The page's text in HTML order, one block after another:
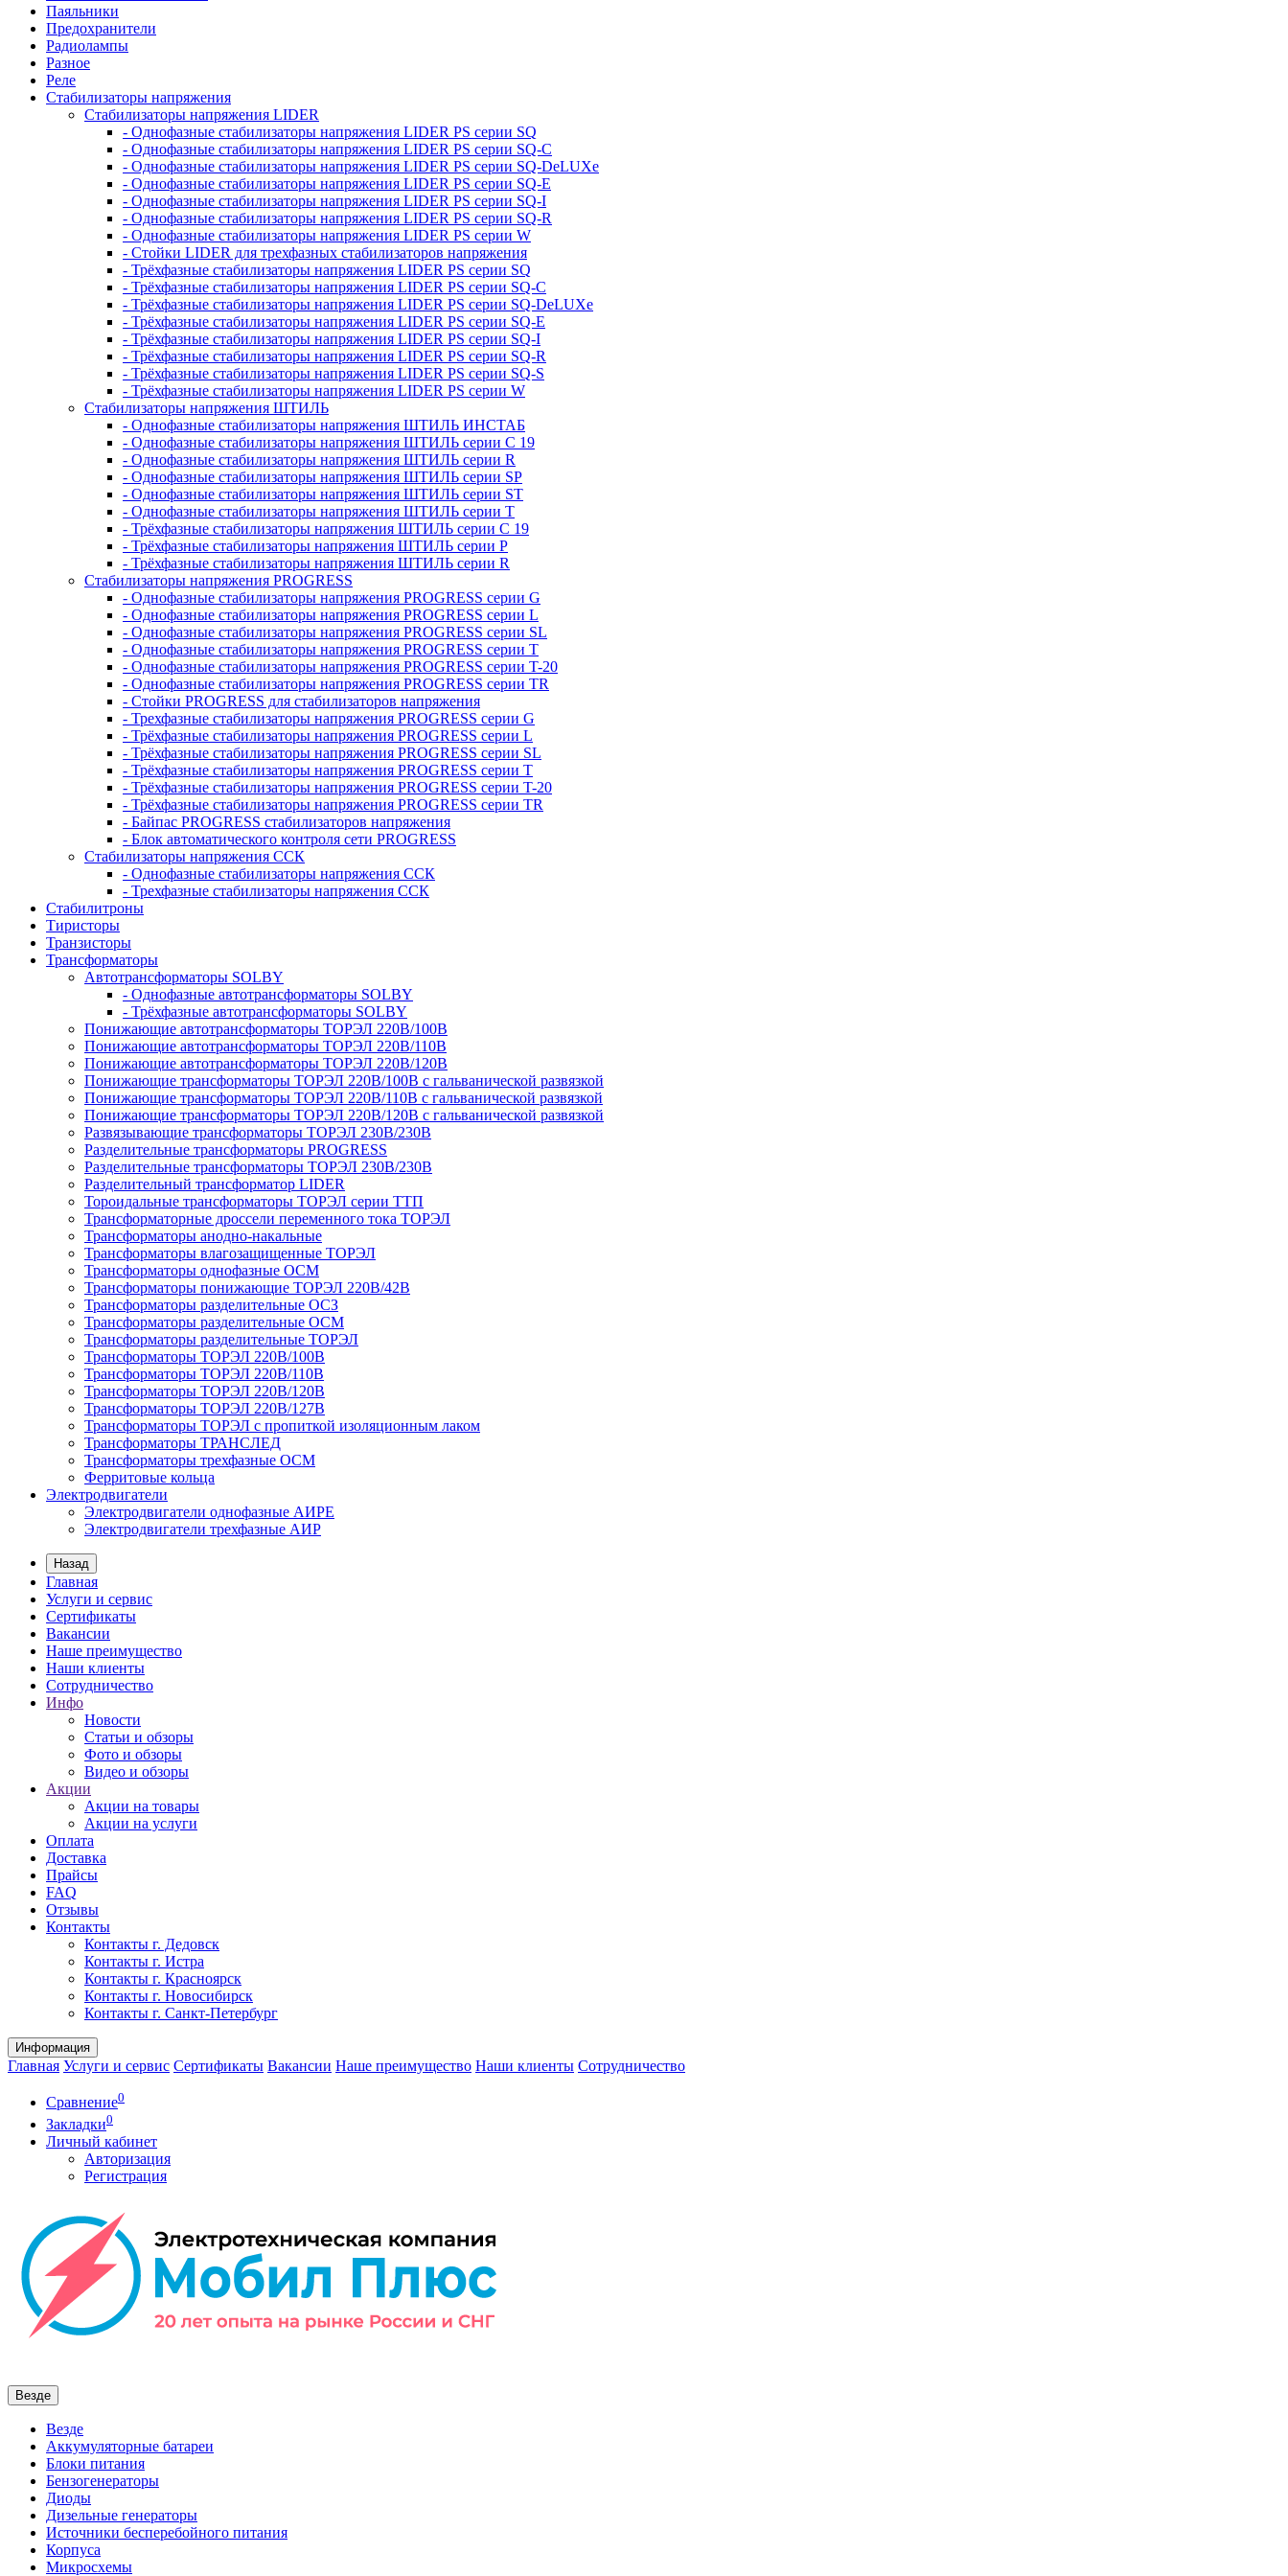
Паяльники
Предохранители
Радиолампы
Разное
Реле
Стабилизаторы напряжения
Стабилизаторы напряжения LIDER
- Однофазные стабилизаторы напряжения LIDER PS серии SQ
- Однофазные стабилизаторы напряжения LIDER PS серии SQ-C
- Однофазные стабилизаторы напряжения LIDER PS серии SQ-DeLUXe
- Однофазные стабилизаторы напряжения LIDER PS серии SQ-E
- Однофазные стабилизаторы напряжения LIDER PS серии SQ-I
- Однофазные стабилизаторы напряжения LIDER PS серии SQ-R
- Однофазные стабилизаторы напряжения LIDER PS серии W
- Стойки LIDER для трехфазных стабилизаторов напряжения
- Трёхфазные стабилизаторы напряжения LIDER PS серии SQ
- Трёхфазные стабилизаторы напряжения LIDER PS серии SQ-C
- Трёхфазные стабилизаторы напряжения LIDER PS серии SQ-DeLUXe
- Трёхфазные стабилизаторы напряжения LIDER PS серии SQ-E
- Трёхфазные стабилизаторы напряжения LIDER PS серии SQ-I
- Трёхфазные стабилизаторы напряжения LIDER PS серии SQ-R
- Трёхфазные стабилизаторы напряжения LIDER PS серии SQ-S
- Трёхфазные стабилизаторы напряжения LIDER PS серии W
Стабилизаторы напряжения ШТИЛЬ
- Однофазные стабилизаторы напряжения ШТИЛЬ ИНСТАБ
- Однофазные стабилизаторы напряжения ШТИЛЬ серии C 19
- Однофазные стабилизаторы напряжения ШТИЛЬ серии R
- Однофазные стабилизаторы напряжения ШТИЛЬ серии SP
- Однофазные стабилизаторы напряжения ШТИЛЬ серии ST
- Однофазные стабилизаторы напряжения ШТИЛЬ серии T
- Трёхфазные стабилизаторы напряжения ШТИЛЬ серии C 19
- Трёхфазные стабилизаторы напряжения ШТИЛЬ серии P
- Трёхфазные стабилизаторы напряжения ШТИЛЬ серии R
Стабилизаторы напряжения PROGRESS
- Однофазные стабилизаторы напряжения PROGRESS серии G
- Однофазные стабилизаторы напряжения PROGRESS серии L
- Однофазные стабилизаторы напряжения PROGRESS серии SL
- Однофазные стабилизаторы напряжения PROGRESS серии T
- Однофазные стабилизаторы напряжения PROGRESS серии T-20
- Однофазные стабилизаторы напряжения PROGRESS серии TR
- Стойки PROGRESS для стабилизаторов напряжения
- Трехфазные стабилизаторы напряжения PROGRESS серии G
- Трёхфазные стабилизаторы напряжения PROGRESS серии L
- Трёхфазные стабилизаторы напряжения PROGRESS серии SL
- Трёхфазные стабилизаторы напряжения PROGRESS серии T
- Трёхфазные стабилизаторы напряжения PROGRESS серии T-20
- Трёхфазные стабилизаторы напряжения PROGRESS серии TR
- Байпас PROGRESS стабилизаторов напряжения
- Блок автоматического контроля сети PROGRESS
Стабилизаторы напряжения ССК
- Однофазные стабилизаторы напряжения ССК
- Трехфазные стабилизаторы напряжения ССК
Стабилитроны
Тиристоры
Транзисторы
Трансформаторы
Автотрансформаторы SOLBY
- Однофазные автотрансформаторы SOLBY
- Трёхфазные автотрансформаторы SOLBY
Понижающие автотрансформаторы ТОРЭЛ 220В/100В
Понижающие автотрансформаторы ТОРЭЛ 220В/110В
Понижающие автотрансформаторы ТОРЭЛ 220В/120В
Понижающие трансформаторы ТОРЭЛ 220В/100В с гальванической развязкой
Понижающие трансформаторы ТОРЭЛ 220В/110В с гальванической развязкой
Понижающие трансформаторы ТОРЭЛ 220В/120В с гальванической развязкой
Развязывающие трансформаторы ТОРЭЛ 230В/230В
Разделительные трансформаторы PROGRESS
Разделительные трансформаторы ТОРЭЛ 230В/230В
Разделительный трансформатор LIDER
Тороидальные трансформаторы ТОРЭЛ серии ТТП
Трансформаторные дроссели переменного тока ТОРЭЛ
Трансформаторы анодно-накальные
Трансформаторы влагозащищенные ТОРЭЛ
Трансформаторы однофазные ОСМ
Трансформаторы понижающие ТОРЭЛ 220В/42В
Трансформаторы разделительные ОСЗ
Трансформаторы разделительные ОСМ
Трансформаторы разделительные ТОРЭЛ
Трансформаторы ТОРЭЛ 220В/100В
Трансформаторы ТОРЭЛ 220В/110В
Трансформаторы ТОРЭЛ 220В/120В
Трансформаторы ТОРЭЛ 220В/127В
Трансформаторы ТОРЭЛ с пропиткой изоляционным лаком
Трансформаторы ТРАНСЛЕД
Трансформаторы трехфазные ОСМ
Ферритовые кольца
Электродвигатели
Электродвигатели однофазные АИРЕ
Электродвигатели трехфазные АИР
Назад
Главная
Услуги и сервис
Сертификаты
Вакансии
Наше преимущество
Наши клиенты
Сотрудничество
Инфо
Новости
Статьи и обзоры
Фото и обзоры
Видео и обзоры
Акции
Акции на товары
Акции на услуги
Оплата
Доставка
Прайсы
FAQ
Отзывы
Контакты
Контакты г. Дедовск
Контакты г. Истра
Контакты г. Красноярск
Контакты г. Новосибирск
Контакты г. Санкт-Петербург
Информация
Главная Услуги и сервис Сертификаты Вакансии Наше преимущество Наши клиенты Сотрудничество
Сравнение0
Закладки0
Личный кабинет
Авторизация
Регистрация
Везде
Везде
Аккумуляторные батареи
Блоки питания
Бензогенераторы
Диоды
Дизельные генераторы
Источники бесперебойного питания
Корпуса
Микросхемы